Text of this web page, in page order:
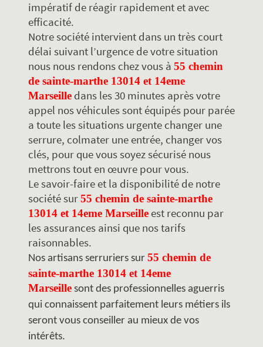
impératif de réagir rapidement et avec
efficacité.
Notre société intervient dans un très court
délai suivant l’urgence de votre situation
nous nous rendons chez vous à 55 chemin
de sainte-marthe 13014 et 14eme
Marseille dans les 30 minutes après votre
appel nos véhicules sont équipés pour parée
a toute les situations urgente changer une
serrure, colmater une entrée, changer vos
clés, pour que vous soyez sécurisé nous
mettrons tout en œuvre pour vous.
Le savoir-faire et la disponibilité de notre
société sur55 chemin de sainte-marthe
13014 et 14eme Marseille est reconnu par
les assurances ainsi que nos tarifs
raisonnables.
Nos artisans serruriers sur 55 chemin de
sainte-marthe 13014 et 14eme
Marseille sont des professionnelles aguerris
qui connaissent parfaitement leurs métiers ils
seront vous conseiller au mieux de vos
intérêts.